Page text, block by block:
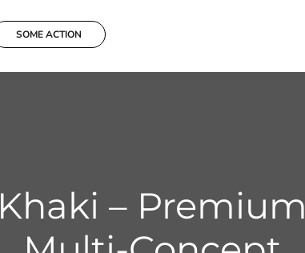
SOME ACTION
Khaki – Premium